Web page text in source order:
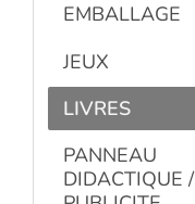
EMBALLAGE
JEUX
LIVRES
PANNEAU
DIDACTIQUE /